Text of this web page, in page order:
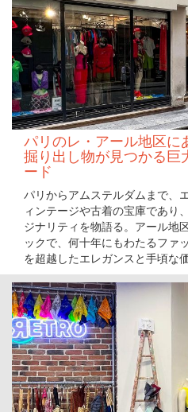
パリのレ・アール地区に
掘り出し物が見つかる巨
ード
パリからアムステルダムまで、
ィンテージや古着の宝庫であり
ジナリティを物語る。アール地
ックで、何十年にもわたるファ
を超越したエレガンスと手頃な